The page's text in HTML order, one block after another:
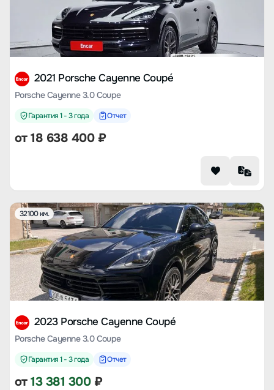
2021 Porsche Cayenne Coupé
Porsche Cayenne 3.0 Coupe
Гарантия 1 - 3 года Отчет
от18 638 400₽
32100 км.
2023 Porsche Cayenne Coupé
Porsche Cayenne 3.0 Coupe
Гарантия 1 - 3 года Отчет
от13 381 300₽